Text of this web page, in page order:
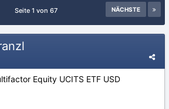
NÄCHSTE
Seite 1 von 67
Equity UCITS ETF USD